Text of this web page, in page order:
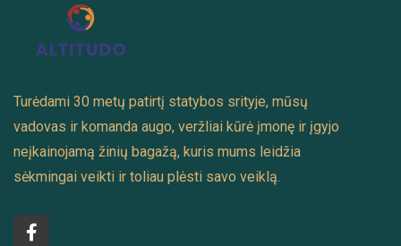
Turėdami 30 metų patirtį statybos srityje, mūsų
vadovas ir komanda augo, veržliai kūrė įmonę ir įgyjo
neįkainojamą žinių bagažą, kuris mums leidžia
sėkmingai veikti ir toliau plėsti savo veiklą.